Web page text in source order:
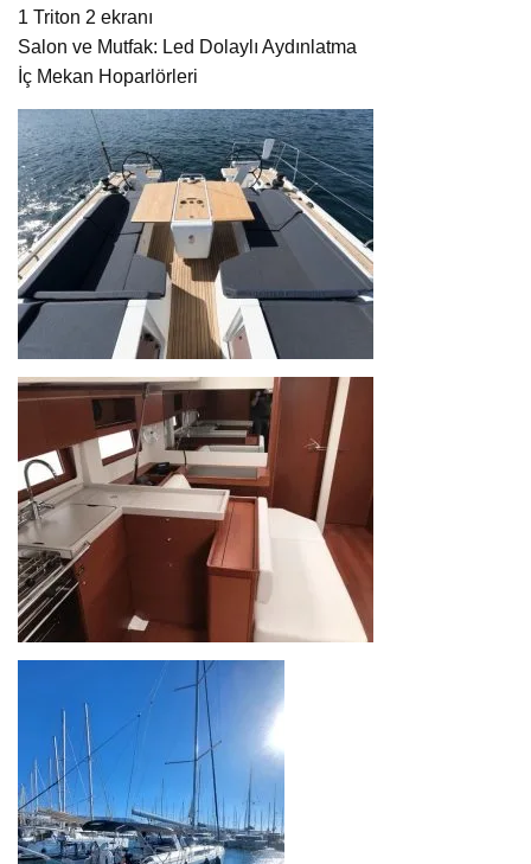
1 Triton 2 ekranı
Salon ve Mutfak: Led Dolaylı Aydınlatma
İç Mekan Hoparlörleri